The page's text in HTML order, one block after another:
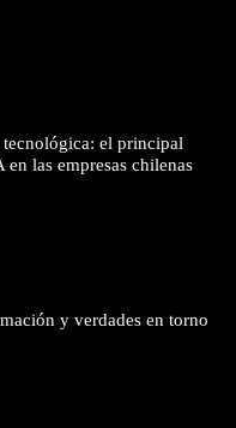
tecnológica: el principal
en las empresas chilenas
y verdades en torno